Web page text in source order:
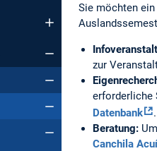
Sie möchten
zur
erforderliche
Datenbank
.
Beratung:
Canchila